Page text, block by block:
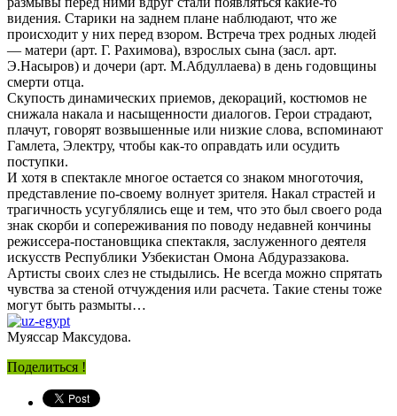
видения. Старики на заднем плане наблюдают, что же
происходит у них перед взором. Встреча трех родных людей
— матери (арт. Г. Рахимова), взрослых сына (засл. арт.
Э.Насыров) и дочери (арт. М.Абдуллаева) в день годовщины
смерти отца.
Скупость динамических приемов, декораций, костюмов не
снижала накала и насыщенности диалогов. Герои страдают,
плачут, говорят возвышенные или низкие слова, вспоминают
Гамлета, Электру, чтобы как-то оправдать или осудить
поступки.
И хотя в спектакле многое остается со знаком многоточия,
представление по-своему волнует зрителя. Накал страстей и
трагичность усугублялись еще и тем, что это был своего рода
знак скорби и сопереживания по поводу недавней кончины
режиссера-постановщика спектакля, заслуженного деятеля
искусств Республики Узбекистан Омона Абдураззакова.
Артисты своих слез не стыдылись. Не всегда можно спрятать
чувства за стеной отчуждения или расчета. Такие стены тоже
могут быть размыты…
Муяссар Максудова.
Поделиться !